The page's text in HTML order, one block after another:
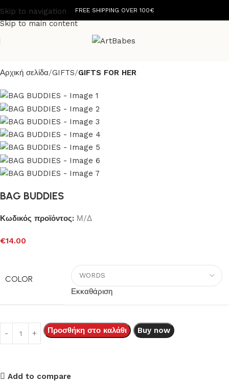
Skip to navigation
Skip to main content
FREE SHIPPING OVER 100€
Αρχική σελίδα GIFTS GIFTS FOR HER
BAG BUDDIES
Κωδικός προϊόντος: Μ/Δ
€14.00
COLOR
Εκκαθάριση
Προσθήκη στο καλάθι Buy now
Add to compare